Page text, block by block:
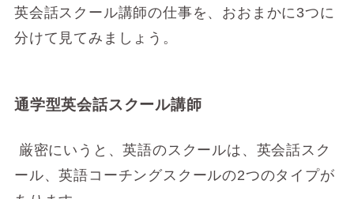
英会話スクール講師の仕事を、おおまかに3つに
分けて見てみましょう。
通学型英会話スクール講師
厳密にいうと、英語のスクールは、英会話スク
ール、英語コーチングスクールの2つのタイプが